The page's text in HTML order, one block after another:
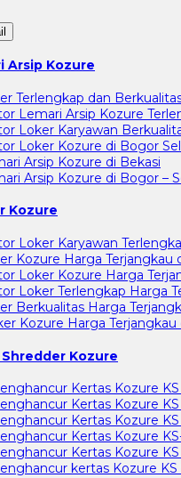
Arsip Kozure
Terlengkap dan
Lemari Arsip Kozure
Loker Karyawan
Loker Kozure di Bogor
Arsip Kozure di Bekasi
Arsip Kozure di Bogor –
Kozure
Loker Karyawan
Kozure Harga Terjangkau
Loker Kozure Harga
Loker Terlengkap Harga
Berkualitas Harga
Kozure Harga Terjangkau
Shredder Kozure
Kertas Kozure
Kertas Kozure
Kertas Kozure
Kertas Kozure
Kertas Kozure
kertas Kozure